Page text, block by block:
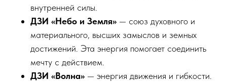
внутренней силы.
ДЗИ «Небо и Земля» — союз духовного и
материального, высших замыслов и земных
достижений. Эта энергия помогает соединить
мечту с действием.
ДЗИ «Волна» — энергия движения и гибкости.